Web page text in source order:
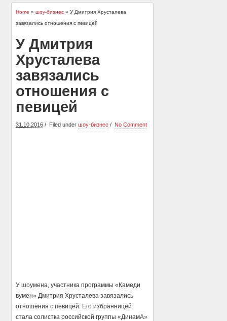
Home »шоу-бизнес » У Дмитрия Хрусталева
завязались отношения с певицей
У Дмитрия
Хрусталева
завязались
отношения с
певицей
31.10.2016 Filed underшоу-бизнес No Comment
У шоумена, участника программы «Камеди
вумен» Дмитрия Хрусталева завязались
отношения с певицей. Его избранницей
стала солистка российской группы «ДинамА»